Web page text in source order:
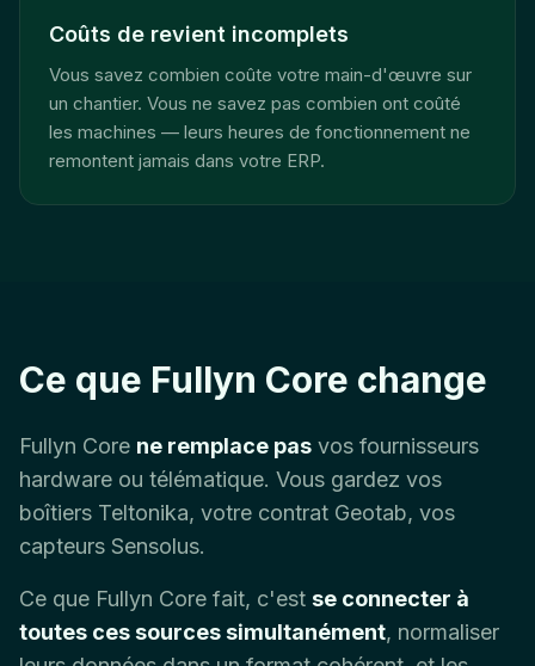
Coûts de revient incomplets
Vous savez combien coûte votre main-d'œuvre sur
un chantier. Vous ne savez pas combien ont coûté
les machines — leurs heures de fonctionnement ne
remontent jamais dans votre ERP.
Ce que Fullyn Core change
Fullyn Core ne remplace pas vos fournisseurs
hardware ou télématique. Vous gardez vos
boîtiers Teltonika, votre contrat Geotab, vos
capteurs Sensolus.
Ce que Fullyn Core fait, c'est se connecter à
toutes ces sources simultanément, normaliser